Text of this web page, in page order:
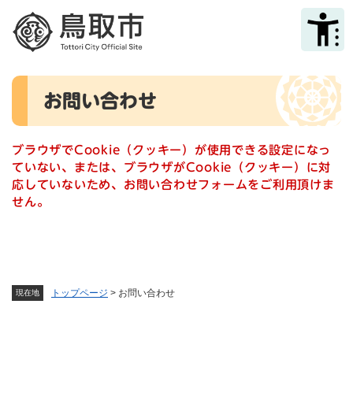
メニューを飛ばして本文へ
現在地 トップページ > お問い合わせ
本
お問い合わせ
ブラウザでCookie（クッキー）が使用できる設定になっ
ていない、または、ブラウザがCookie（クッキー）に対
応していないため、お問い合わせフォームをご利用頂けま
せん。